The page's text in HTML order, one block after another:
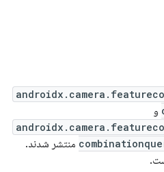
و
منتشر شدند.